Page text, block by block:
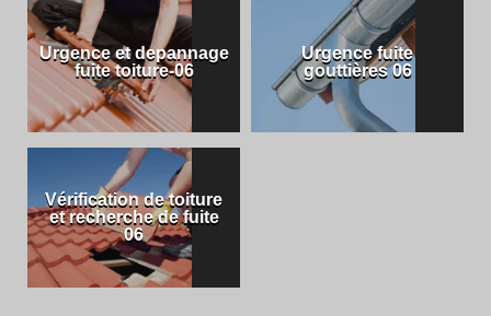
Urgence et depannage
fuite toiture-06
Urgence fuite
gouttières 06
Vérification de toiture
et recherche de fuite
06